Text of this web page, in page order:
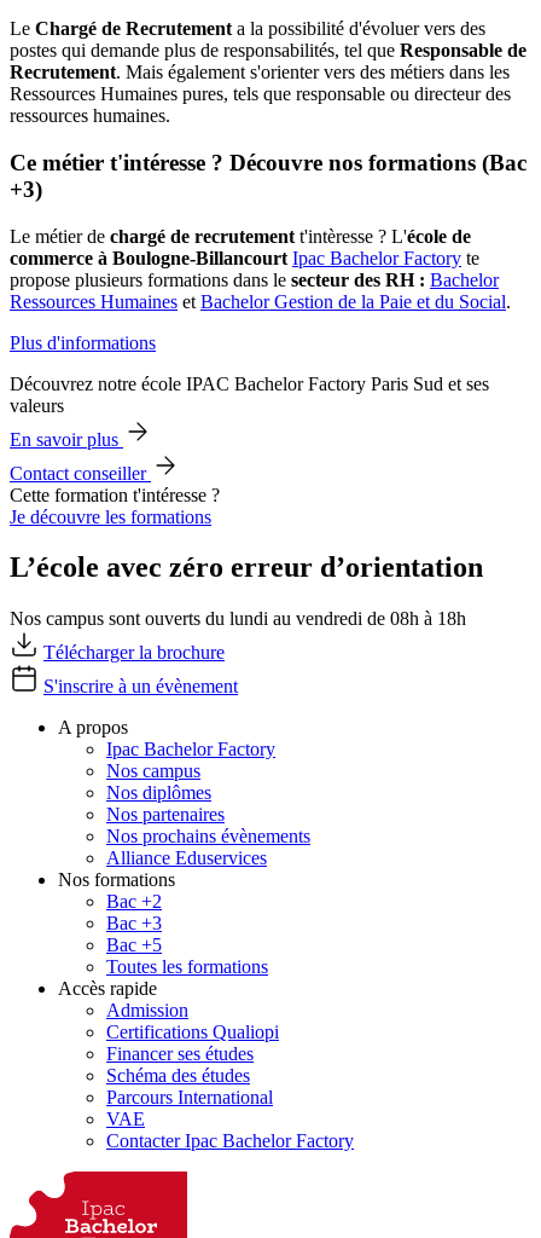
Le Chargé de Recrutement a la possibilité d'évoluer vers des
postes qui demande plus de responsabilités, tel que Responsable de
Recrutement. Mais également s'orienter vers des métiers dans les
Ressources Humaines pures, tels que responsable ou directeur des
ressources humaines.
Ce métier t'intéresse ? Découvre nos formations (Bac
+3)
Le métier de chargé de recrutement t'intèresse ? L'école de
commerce à Boulogne-Billancourt Ipac Bachelor Factory te
propose plusieurs formations dans le secteur des RH : Bachelor
Ressources Humaines et Bachelor Gestion de la Paie et du Social.
Plus d'informations
Découvrez notre école IPAC Bachelor Factory Paris Sud et ses
valeurs
En savoir plus
Contact conseiller
Cette formation t'intéresse ?
Je découvre les formations
L’école avec zéro erreur d’orientation
Nos campus sont ouverts du lundi au vendredi de 08h à 18h
Télécharger la brochure
S'inscrire à un évènement
A propos
Ipac Bachelor Factory
Nos campus
Nos diplômes
Nos partenaires
Nos prochains évènements
Alliance Eduservices
Nos formations
Bac +2
Bac +3
Bac +5
Toutes les formations
Accès rapide
Admission
Certifications Qualiopi
Financer ses études
Schéma des études
Parcours International
VAE
Contacter Ipac Bachelor Factory